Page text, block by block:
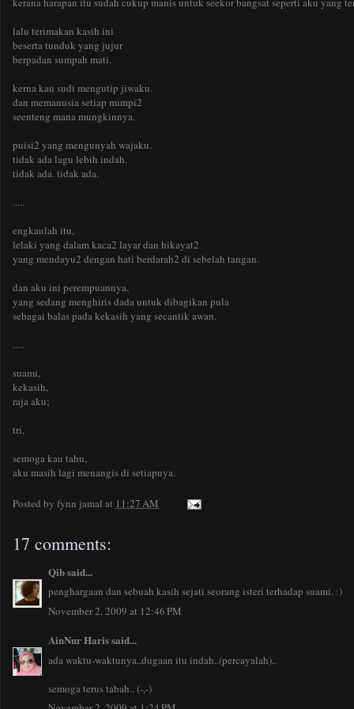
lalu terimakan kasih ini
beserta tunduk yang jujur
berpadan sumpah mati.
kerna kau sudi mengutip jiwaku.
dan memanusia setiap mimpi2
seenteng mana mungkinnya.
puisi2 yang mengunyah wajaku.
tidak ada lagu lebih indah.
tidak ada. tidak ada.
.....
engkaulah itu,
lelaki yang dalam kaca2 layar dan hikayat2
yang mendayu2 dengan hati berdarah2 di sebelah tangan.
dan aku ini perempuannya,
yang sedang menghiris dada untuk dibagikan pula
sebagai balas pada kekasih yang secantik awan.
.....
suami,
kekasih,
raja aku;
tri,
semoga kau tahu,
aku masih lagi menangis di setiapnya.
Posted by fynn jamal at 11:27 AM
17 comments:
Qibsaid...
penghargaan dan sebuah kasih sejati seorang isteri terhadap suami. :)
November 2, 2009 at 12:46 PM
AinNur Harissaid...
ada waktu-waktunya..dugaan itu indah..(percayalah)..
semoga terus tabah.. (-,-)